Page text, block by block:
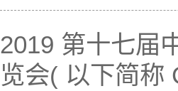
2019 第十七届
览会( 以下简称